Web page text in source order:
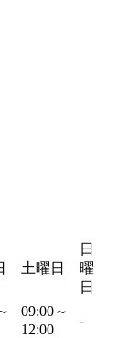
土曜日
日
曜
日
09:00～
12:00
-